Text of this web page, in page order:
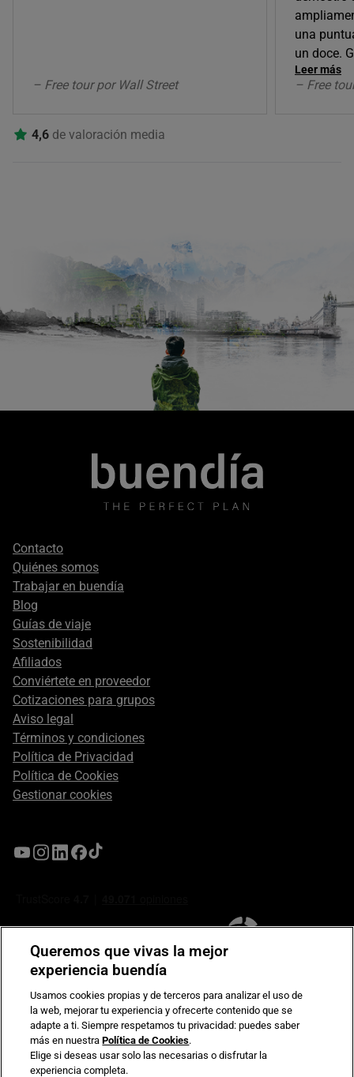
– Free tour por Wall Street
una
un doce.
Leer más
– Free
4,6 de valoración media
Footer
secondary
Contacto
Quiénes somos
Trabajar en buendía
Blog
Guías de viaje
Sostenibilidad
Afiliados
Conviértete en proveedor
Cotizaciones para grupos
Aviso legal
Términos y condiciones
Política de Privacidad
Política de Cookies
Gestionar cookies
Compromiso de seguridad en pagos electrónicos
Queremos que vivas la mejor
experiencia buendía
Usamos cookies propias y de terceros para analizar el uso de
la web, mejorar tu experiencia y ofrecerte contenido que se
adapte a ti. Siempre respetamos tu privacidad: puedes saber
más en nuestraPolítica de Cookies.
Elige si deseas usar solo las necesarias o disfrutar la
experiencia completa.